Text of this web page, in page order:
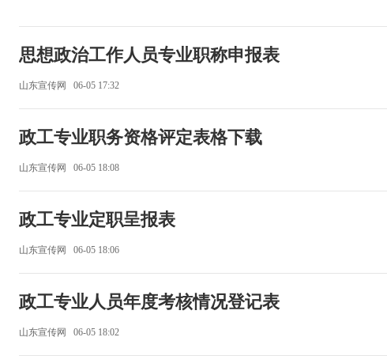
思想政治工作人员专业职称申报表
山东宣传网 06-05 17:32
政工专业职务资格评定表格下载
山东宣传网 06-05 18:08
政工专业定职呈报表
山东宣传网 06-05 18:06
政工专业人员年度考核情况登记表
山东宣传网 06-05 18:02